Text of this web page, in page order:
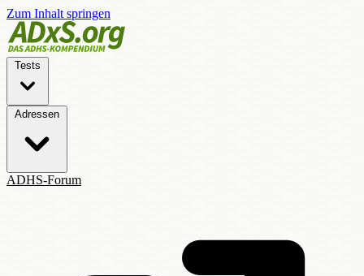
Zum Inhalt springen
Tests
Adressen
ADHS-Forum